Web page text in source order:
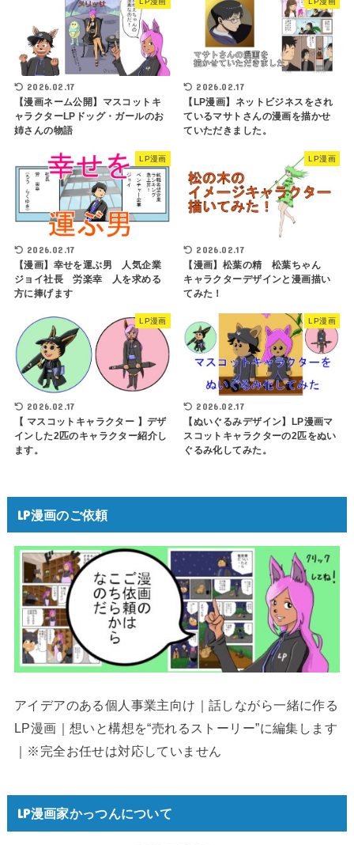
2026.02.17
【漫画ネーム公開】マスコットキ
ャラクターLPドッグ・ガールのお
姉さんの物語
2026.02.17
【LP漫画】ネットビジネスをされ
ているマサトさんの漫画を描かせ
ていただきました。
LP漫画
2026.02.17
【漫画】幸せを運ぶ男 人気企業
ジョイ社長 労楽幸 人を求める
方に捧げます
LP漫画
2026.02.17
【漫画】松葉の精 松葉ちゃん
キャラクターデザインと漫画描い
てみた！
LP漫画
2026.02.17
【 マスコットキャラクター 】デザ
インした2匹のキャラクター紹介し
ます。
LP漫画
2026.02.17
【ぬいぐるみデザイン】LP漫画マ
スコットキャラクターの2匹をぬい
ぐるみ化してみた。
LP漫画のご依頼
アイデアのある個人事業主向け｜話しながら一緒に作る
LP漫画｜想いと構想を“売れるストーリー”に編集します
｜※完全お任せは対応していません
LP漫画家かっつんについて